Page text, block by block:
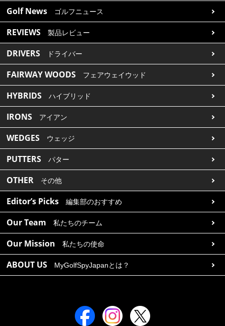
Golf News ゴルフニュース
REVIEWS 製品レビュー
DRIVERS ドライバー
FAIRWAY WOODS フェアウェイウッド
HYBRIDS ハイブリッド
IRONS アイアン
WEDGES ウェッジ
PUTTERS パター
OTHER その他
Editor’s Picks 編集部のおすすめ
Our Team 私たちのチーム
Our Mission 私たちの使命
ABOUT US MyGolfSpyJapanとは？